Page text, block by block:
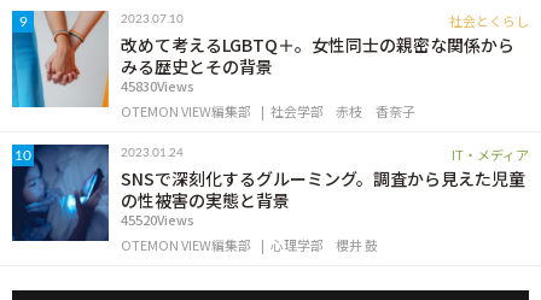
9 2023.07.10 社会とくらし
改めて考えるLGBTQ＋。女性同士の親密な関係から
みる歴史とその背景
45830Views
OTEMON VIEW編集部
社会学部 赤枝 香奈子
10 2023.01.24 IT・メディア
SNSで深刻化するグルーミング。調査から見えた児童
の性被害の実態と背景
45520Views
OTEMON VIEW編集部
心理学部 櫻井 鼓